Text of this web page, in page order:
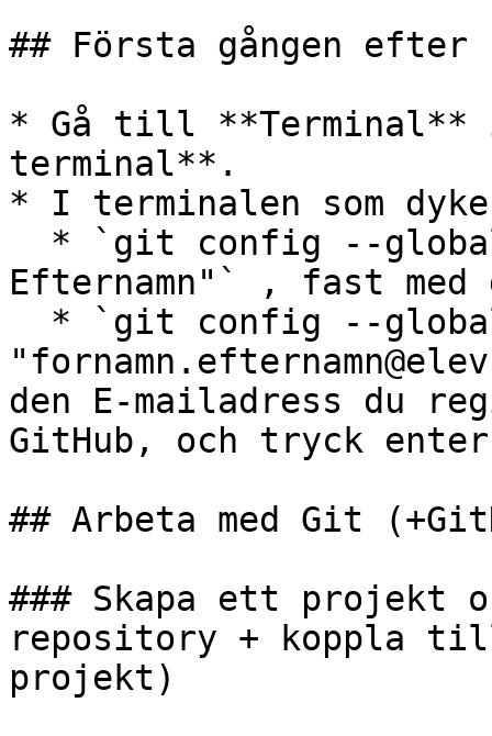
## Första gången
* Gå till **Terminal** i
terminal**.
* I terminalen som
Efternamn"` , fast
den E-mailadress du
GitHub, och tryck
## Arbeta med Git
### Skapa ett
repository + koppla
projekt)